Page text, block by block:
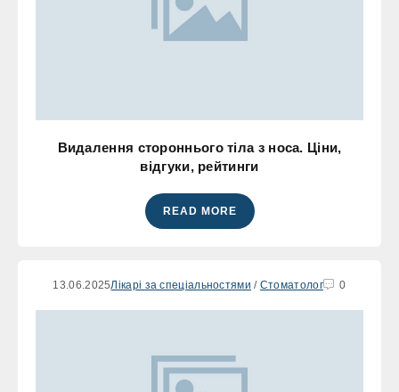
Видалення стороннього тіла з носа. Ціни,
відгуки, рейтинги
READ MORE
13.06.2025Лікарі за спеціальностями / Стоматолог 0